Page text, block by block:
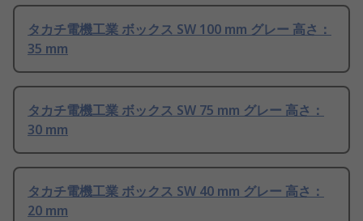
タカチ電機工業 ボックス SW 100 mm グレー 高さ：
35 mm
タカチ電機工業 ボックス SW 75 mm グレー 高さ：
30 mm
タカチ電機工業 ボックス SW 40 mm グレー 高さ：
20 mm